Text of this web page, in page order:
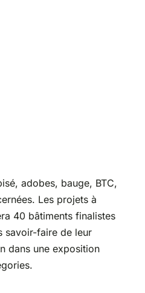
adobes, bauge, BTC,
Les projets à
40 bâtiments finalistes
savoir-faire de leur
dans une exposition